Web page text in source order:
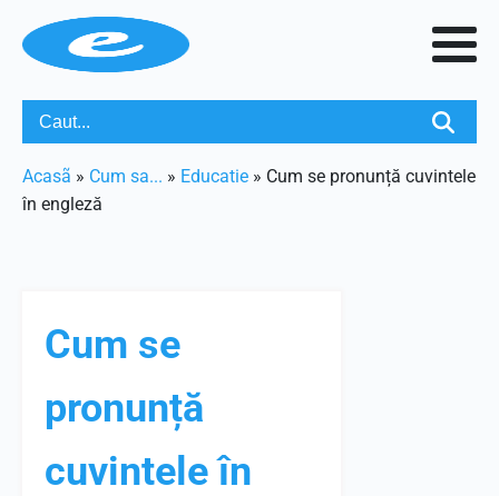
Acasã » Cum sa... » Educatie » Cum se pronunță cuvintele
în engleză
Cum se
pronunță
cuvintele în